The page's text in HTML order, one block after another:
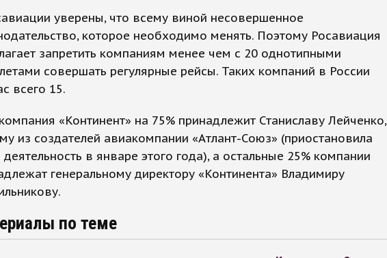
уверены, что всему виной несовершенное
которое необходимо менять. Поэтому Росавиация
запретить компаниям менее чем с 20 однотипными
совершать регулярные рейсы. Таких компаний в России
всего 15.
«Континент» на 75% принадлежит Станиславу Лейченко,
из создателей авиакомпании «Атлант-Союз» (приостановила
в январе этого года), а остальные 25% компании
генеральному директору «Континента» Владимиру
по теме